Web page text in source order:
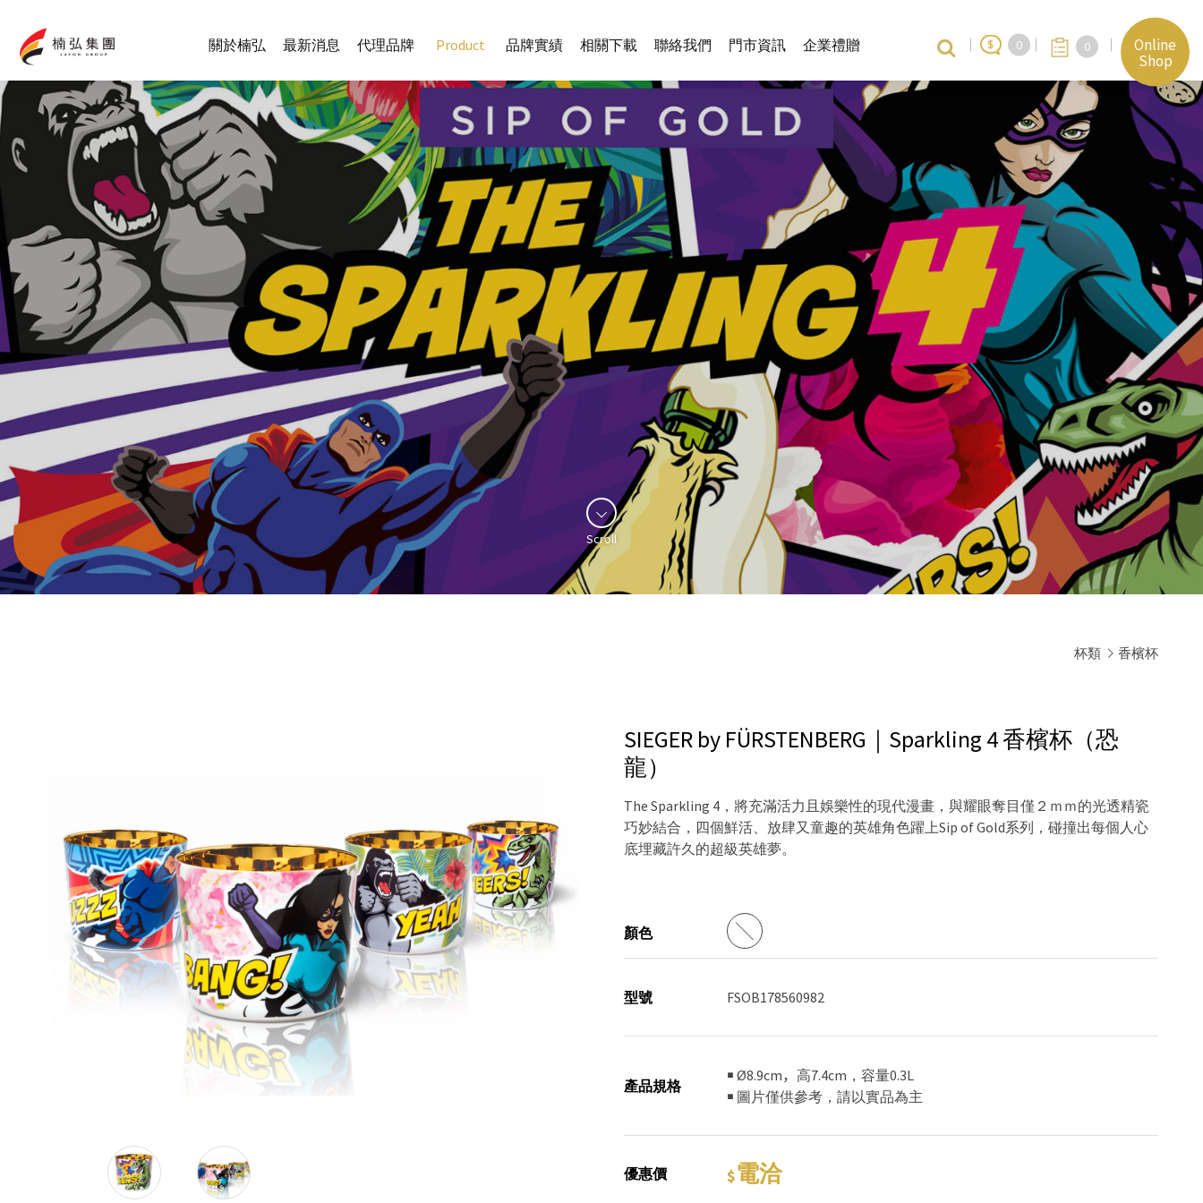
關於楠弘 最新消息 代理品牌 Product 品牌實績 相關下載 聯絡我們 門市資訊 企業禮贈 0 0
Online
Shop
Scroll
杯類 香檳杯
SIEGER by FÜRSTENBERG｜Sparkling 4 香檳杯（恐
龍）
The Sparkling 4，將充滿活力且娛樂性的現代漫畫，與耀眼奪目僅２ｍｍ的光透精瓷
巧妙結合，四個鮮活、放肆又童趣的英雄角色躍上Sip of Gold系列，碰撞出每個人心
底埋藏許久的超級英雄夢。
顏色
型號 FSOB178560982
產品規格
￭ Ø8.9cm，高7.4cm，容量0.3L
￭ 圖片僅供參考，請以實品為主
優惠價 電洽